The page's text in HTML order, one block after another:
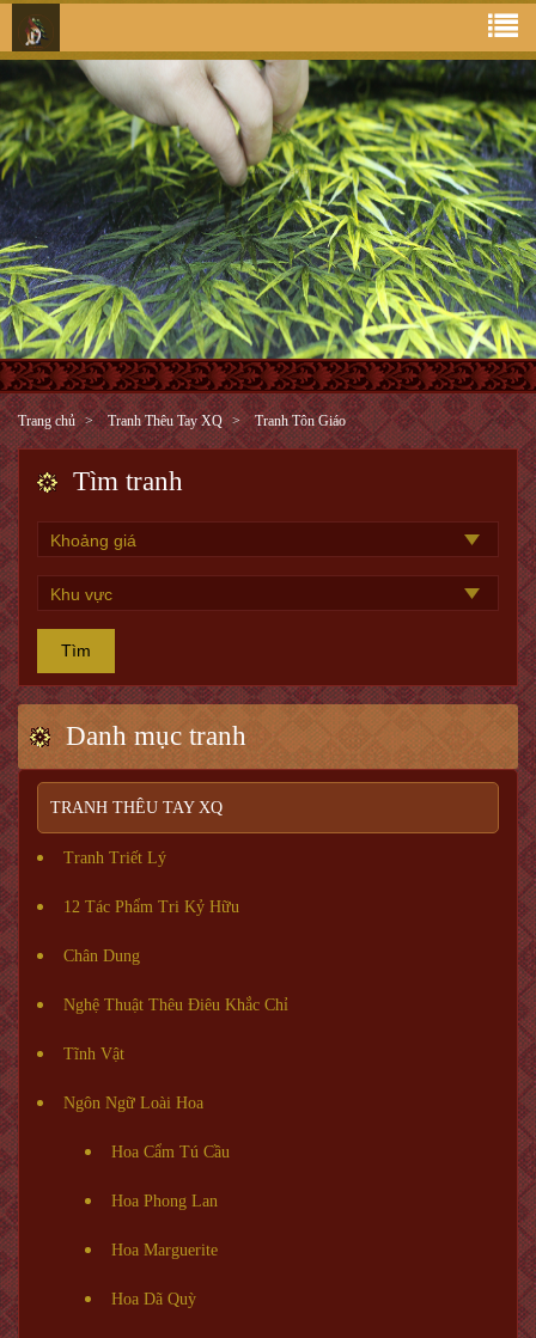
Trang chủ Tranh Thêu Tay XQ Tranh Tôn Giáo
Tìm tranh
Tìm
Danh mục tranh
TRANH THÊU TAY XQ
Tranh Triết Lý
12 Tác Phẩm Tri Kỷ Hữu
Chân Dung
Nghệ Thuật Thêu Điêu Khắc Chỉ
Tĩnh Vật
Ngôn Ngữ Loài Hoa
Hoa Cẩm Tú Cầu
Hoa Phong Lan
Hoa Marguerite
Hoa Dã Quỳ